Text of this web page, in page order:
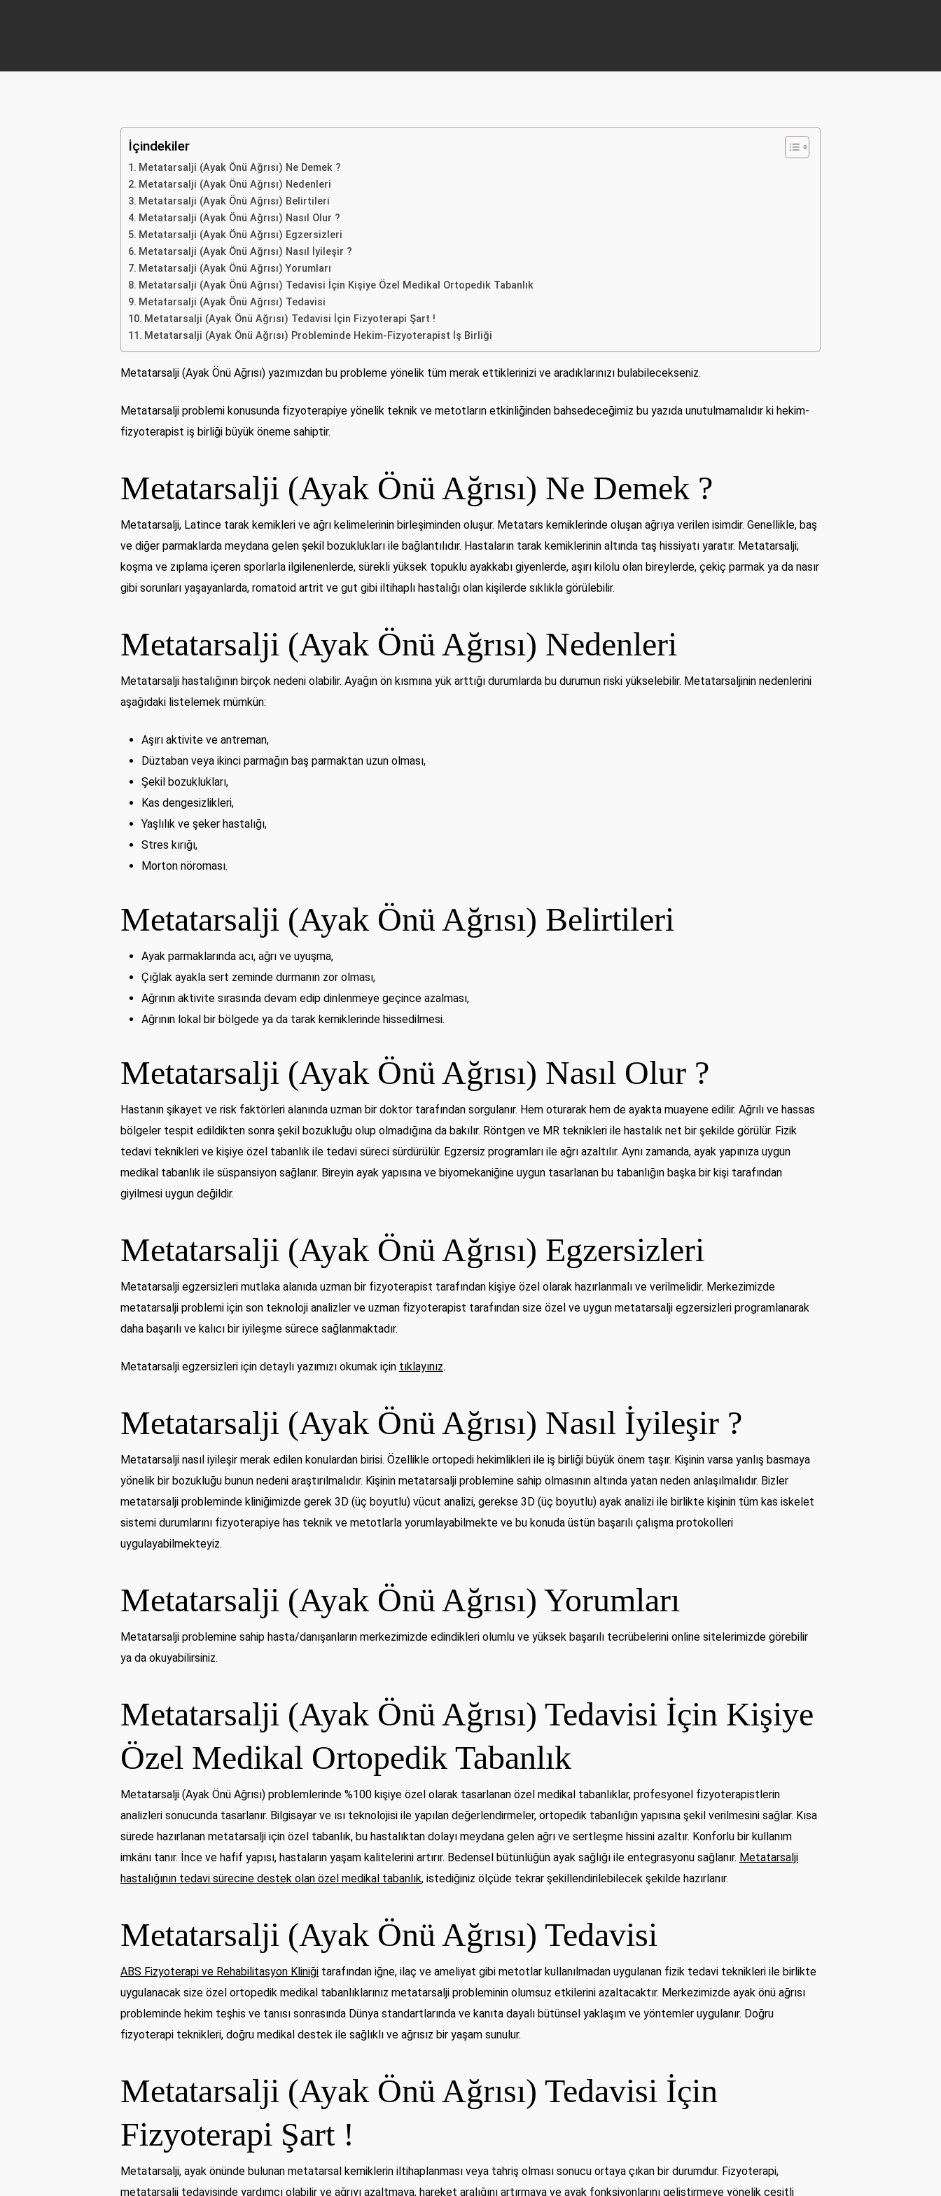
İçindekiler
Metatarsalji (Ayak Önü Ağrısı) Ne Demek ?
Metatarsalji (Ayak Önü Ağrısı) Nedenleri
Metatarsalji (Ayak Önü Ağrısı) Belirtileri
Metatarsalji (Ayak Önü Ağrısı) Nasıl Olur ?
Metatarsalji (Ayak Önü Ağrısı) Egzersizleri
Metatarsalji (Ayak Önü Ağrısı) Nasıl İyileşir ?
Metatarsalji (Ayak Önü Ağrısı) Yorumları
Metatarsalji (Ayak Önü Ağrısı) Tedavisi İçin Kişiye Özel Medikal Ortopedik Tabanlık
Metatarsalji (Ayak Önü Ağrısı) Tedavisi
Metatarsalji (Ayak Önü Ağrısı) Tedavisi İçin Fizyoterapi Şart !
Metatarsalji (Ayak Önü Ağrısı) Probleminde Hekim-Fizyoterapist İş Birliği
Metatarsalji (Ayak Önü Ağrısı) yazımızdan bu probleme yönelik tüm merak ettiklerinizi ve aradıklarınızı bulabilecekseniz.
Metatarsalji problemi konusunda fizyoterapiye yönelik teknik ve metotların etkinliğinden bahsedeceğimiz bu yazıda unutulmamalıdır ki hekim-
fizyoterapist iş birliği büyük öneme sahiptir.
Metatarsalji (Ayak Önü Ağrısı) Ne Demek ?
Metatarsalji, Latince tarak kemikleri ve ağrı kelimelerinin birleşiminden oluşur. Metatars kemiklerinde oluşan ağrıya verilen isimdir. Genellikle, baş
ve diğer parmaklarda meydana gelen şekil bozuklukları ile bağlantılıdır. Hastaların tarak kemiklerinin altında taş hissiyatı yaratır. Metatarsalji;
koşma ve zıplama içeren sporlarla ilgilenenlerde, sürekli yüksek topuklu ayakkabı giyenlerde, aşırı kilolu olan bireylerde, çekiç parmak ya da nasır
gibi sorunları yaşayanlarda, romatoid artrit ve gut gibi iltihaplı hastalığı olan kişilerde sıklıkla görülebilir.
Metatarsalji (Ayak Önü Ağrısı) Nedenleri
Metatarsalji hastalığının birçok nedeni olabilir. Ayağın ön kısmına yük arttığı durumlarda bu durumun riski yükselebilir. Metatarsaljinin nedenlerini
aşağıdaki listelemek mümkün:
Aşırı aktivite ve antreman,
Düztaban veya ikinci parmağın baş parmaktan uzun olması,
Şekil bozuklukları,
Kas dengesizlikleri,
Yaşlılık ve şeker hastalığı,
Stres kırığı,
Morton nöroması.
Metatarsalji (Ayak Önü Ağrısı) Belirtileri
Ayak parmaklarında acı, ağrı ve uyuşma,
Çığlak ayakla sert zeminde durmanın zor olması,
Ağrının aktivite sırasında devam edip dinlenmeye geçince azalması,
Ağrının lokal bir bölgede ya da tarak kemiklerinde hissedilmesi.
Metatarsalji (Ayak Önü Ağrısı) Nasıl Olur ?
Hastanın şikayet ve risk faktörleri alanında uzman bir doktor tarafından sorgulanır. Hem oturarak hem de ayakta muayene edilir. Ağrılı ve hassas
bölgeler tespit edildikten sonra şekil bozukluğu olup olmadığına da bakılır. Röntgen ve MR teknikleri ile hastalık net bir şekilde görülür. Fizik
tedavi teknikleri ve kişiye özel tabanlık ile tedavi süreci sürdürülür. Egzersiz programları ile ağrı azaltılır. Aynı zamanda, ayak yapınıza uygun
medikal tabanlık ile süspansiyon sağlanır. Bireyin ayak yapısına ve biyomekaniğine uygun tasarlanan bu tabanlığın başka bir kişi tarafından
giyilmesi uygun değildir.
Metatarsalji (Ayak Önü Ağrısı) Egzersizleri
Metatarsalji egzersizleri mutlaka alanıda uzman bir fizyoterapist tarafından kişiye özel olarak hazırlanmalı ve verilmelidir. Merkezimizde
metatarsalji problemi için son teknoloji analizler ve uzman fizyoterapist tarafından size özel ve uygun metatarsalji egzersizleri programlanarak
daha başarılı ve kalıcı bir iyileşme sürece sağlanmaktadır.
Metatarsalji egzersizleri için detaylı yazımızı okumak için tıklayınız.
Metatarsalji (Ayak Önü Ağrısı) Nasıl İyileşir ?
Metatarsalji nasıl iyileşir merak edilen konulardan birisi. Özellikle ortopedi hekimlikleri ile iş birliği büyük önem taşır. Kişinin varsa yanlış basmaya
yönelik bir bozukluğu bunun nedeni araştırılmalıdır. Kişinin metatarsalji problemine sahip olmasının altında yatan neden anlaşılmalıdır. Bizler
metatarsalji probleminde kliniğimizde gerek 3D (üç boyutlu) vücut analizi, gerekse 3D (üç boyutlu) ayak analizi ile birlikte kişinin tüm kas iskelet
sistemi durumlarını fizyoterapiye has teknik ve metotlarla yorumlayabilmekte ve bu konuda üstün başarılı çalışma protokolleri
uygulayabilmekteyiz.
Metatarsalji (Ayak Önü Ağrısı) Yorumları
Metatarsalji problemine sahip hasta/danışanların merkezimizde edindikleri olumlu ve yüksek başarılı tecrübelerini online sitelerimizde görebilir
ya da okuyabilirsiniz.
Metatarsalji (Ayak Önü Ağrısı) Tedavisi İçin Kişiye
Özel Medikal Ortopedik Tabanlık
Metatarsalji (Ayak Önü Ağrısı) problemlerinde %100 kişiye özel olarak tasarlanan özel medikal tabanlıklar, profesyonel fizyoterapistlerin
analizleri sonucunda tasarlanır. Bilgisayar ve ısı teknolojisi ile yapılan değerlendirmeler, ortopedik tabanlığın yapısına şekil verilmesini sağlar. Kısa
sürede hazırlanan metatarsalji için özel tabanlık, bu hastalıktan dolayı meydana gelen ağrı ve sertleşme hissini azaltır. Konforlu bir kullanım
imkânı tanır. İnce ve hafif yapısı, hastaların yaşam kalitelerini artırır. Bedensel bütünlüğün ayak sağlığı ile entegrasyonu sağlanır. Metatarsalji
hastalığının tedavi sürecine destek olan özel medikal tabanlık, istediğiniz ölçüde tekrar şekillendirilebilecek şekilde hazırlanır.
Metatarsalji (Ayak Önü Ağrısı) Tedavisi
ABS Fizyoterapi ve Rehabilitasyon Kliniği tarafından iğne, ilaç ve ameliyat gibi metotlar kullanılmadan uygulanan fizik tedavi teknikleri ile birlikte
uygulanacak size özel ortopedik medikal tabanlıklarınız metatarsalji probleminin olumsuz etkilerini azaltacaktır. Merkezimizde ayak önü ağrısı
probleminde hekim teşhis ve tanısı sonrasında Dünya standartlarında ve kanıta dayalı bütünsel yaklaşım ve yöntemler uygulanır. Doğru
fizyoterapi teknikleri, doğru medikal destek ile sağlıklı ve ağrısız bir yaşam sunulur.
Metatarsalji (Ayak Önü Ağrısı) Tedavisi İçin
Fizyoterapi Şart !
Metatarsalji, ayak önünde bulunan metatarsal kemiklerin iltihaplanması veya tahriş olması sonucu ortaya çıkan bir durumdur. Fizyoterapi,
metatarsalji tedavisinde yardımcı olabilir ve ağrıyı azaltmaya, hareket aralığını artırmaya ve ayak fonksiyonlarını geliştirmeye yönelik çeşitli